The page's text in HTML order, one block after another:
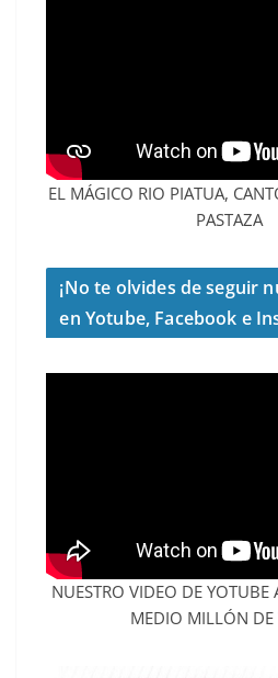
EL MÁGICO RIO PIATUA,
PASTAZA
¡No te olvides de seguir
en Yotube, Facebook e
NUESTRO VIDEO DE YOTUBE
MEDIO MILLÓN DE